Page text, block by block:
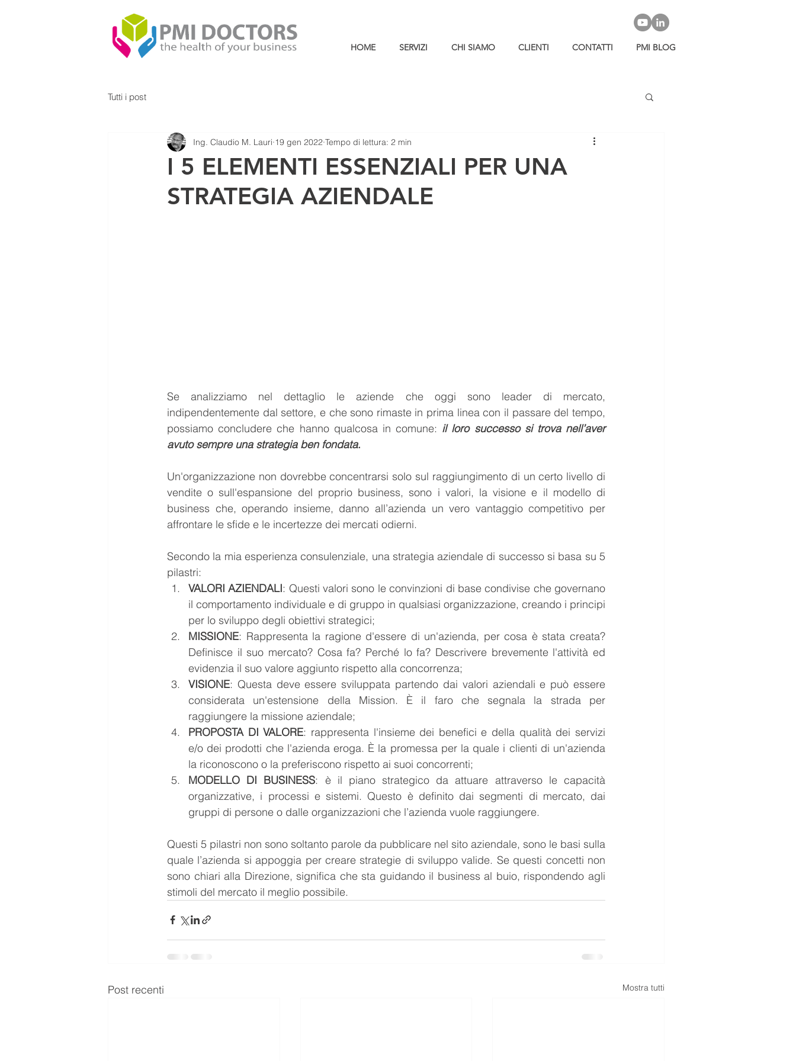
HOME SERVIZI CHI SIAMO CLIENTI CONTATTI PMI BLOG
Tutti i post
I 5 ELEMENTI ESSENZIALI PER UNA
STRATEGIA AZIENDALE
Ing. Claudio M. Lauri 19 gen 2022 Tempo di lettura: 2 min
Se analizziamo nel dettaglio le aziende che oggi sono leader di mercato,
indipendentemente dal settore, e che sono rimaste in prima linea con il passare del tempo,
possiamo concludere che hanno qualcosa in comune: il loro successo si trova nell’aver
avuto sempre una strategia ben fondata.
Un'organizzazione non dovrebbe concentrarsi solo sul raggiungimento di un certo livello di
vendite o sull'espansione del proprio business, sono i valori, la visione e il modello di
business che, operando insieme, danno all’azienda un vero vantaggio competitivo per
affrontare le sfide e le incertezze dei mercati odierni.
Secondo la mia esperienza consulenziale, una strategia aziendale di successo si basa su 5
pilastri:
VALORI AZIENDALI: Questi valori sono le convinzioni di base condivise che governano
il comportamento individuale e di gruppo in qualsiasi organizzazione, creando i principi
per lo sviluppo degli obiettivi strategici;
MISSIONE: Rappresenta la ragione d'essere di un'azienda, per cosa è stata creata?
Definisce il suo mercato? Cosa fa? Perché lo fa? Descrivere brevemente l'attività ed
evidenzia il suo valore aggiunto rispetto alla concorrenza;
VISIONE: Questa deve essere sviluppata partendo dai valori aziendali e può essere
considerata un'estensione della Mission. È il faro che segnala la strada per
raggiungere la missione aziendale;
PROPOSTA DI VALORE: rappresenta l'insieme dei benefici e della qualità dei servizi
e/o dei prodotti che l'azienda eroga. È la promessa per la quale i clienti di un'azienda
la riconoscono o la preferiscono rispetto ai suoi concorrenti;
MODELLO DI BUSINESS: è il piano strategico da attuare attraverso le capacità
organizzative, i processi e sistemi. Questo è definito dai segmenti di mercato, dai
gruppi di persone o dalle organizzazioni che l’azienda vuole raggiungere.
Questi 5 pilastri non sono soltanto parole da pubblicare nel sito aziendale, sono le basi sulla
quale l’azienda si appoggia per creare strategie di sviluppo valide. Se questi concetti non
sono chiari alla Direzione, significa che sta guidando il business al buio, rispondendo agli
stimoli del mercato il meglio possibile.
Post recenti Mostra tutti